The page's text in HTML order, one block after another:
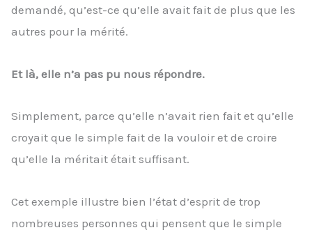
demandé, qu’est-ce qu’elle avait fait de plus que les
autres pour la mérité.
Et là, elle n’a pas pu nous répondre.
Simplement, parce qu’elle n’avait rien fait et qu’elle
croyait que le simple fait de la vouloir et de croire
qu’elle la méritait était suffisant.
Cet exemple illustre bien l’état d’esprit de trop
nombreuses personnes qui pensent que le simple